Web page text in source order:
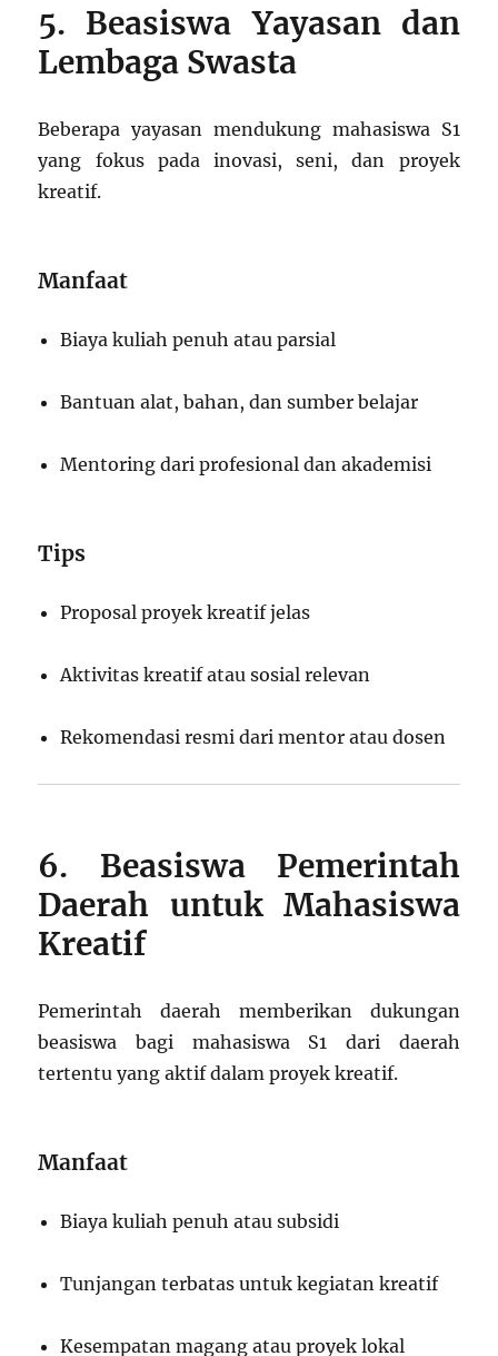
5. Beasiswa Yayasan dan
Lembaga Swasta
Beberapa yayasan mendukung mahasiswa S1
yang fokus pada inovasi, seni, dan proyek
kreatif.
Manfaat
Biaya kuliah penuh atau parsial
Bantuan alat, bahan, dan sumber belajar
Mentoring dari profesional dan akademisi
Tips
Proposal proyek kreatif jelas
Aktivitas kreatif atau sosial relevan
Rekomendasi resmi dari mentor atau dosen
6. Beasiswa Pemerintah
Daerah untuk Mahasiswa
Kreatif
Pemerintah daerah memberikan dukungan
beasiswa bagi mahasiswa S1 dari daerah
tertentu yang aktif dalam proyek kreatif.
Manfaat
Biaya kuliah penuh atau subsidi
Tunjangan terbatas untuk kegiatan kreatif
Kesempatan magang atau proyek lokal